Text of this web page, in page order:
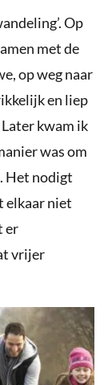
Op
met de
op weg naar
en liep
kwam ik
was om
Het nodigt
elkaar niet
er
vrijer